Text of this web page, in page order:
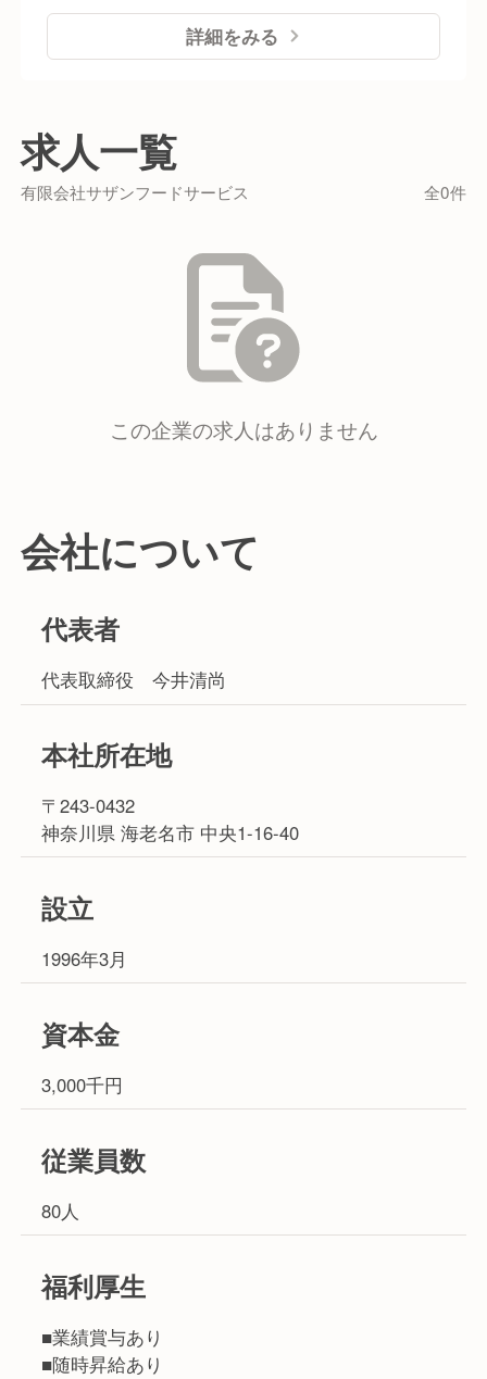
離が近いのも特徴で、店舗はいつも和気あいあ
いとした雰囲気です。 名物料理の手羽先唐揚げ
す）には朝どれの鮮魚が並び、新鮮なままさば
いたお刺身も自慢のメニューとなっています。
詳細をみる
求人一覧
有限会社サザンフードサービス 全0件
この企業の求人はありません
会社について
代表者
代表取締役 今井清尚
本社所在地
〒243-0432
神奈川県 海老名市 中央1-16-40
設立
1996年3月
資本金
3,000千円
従業員数
80人
福利厚生
■業績賞与あり
■随時昇給あり